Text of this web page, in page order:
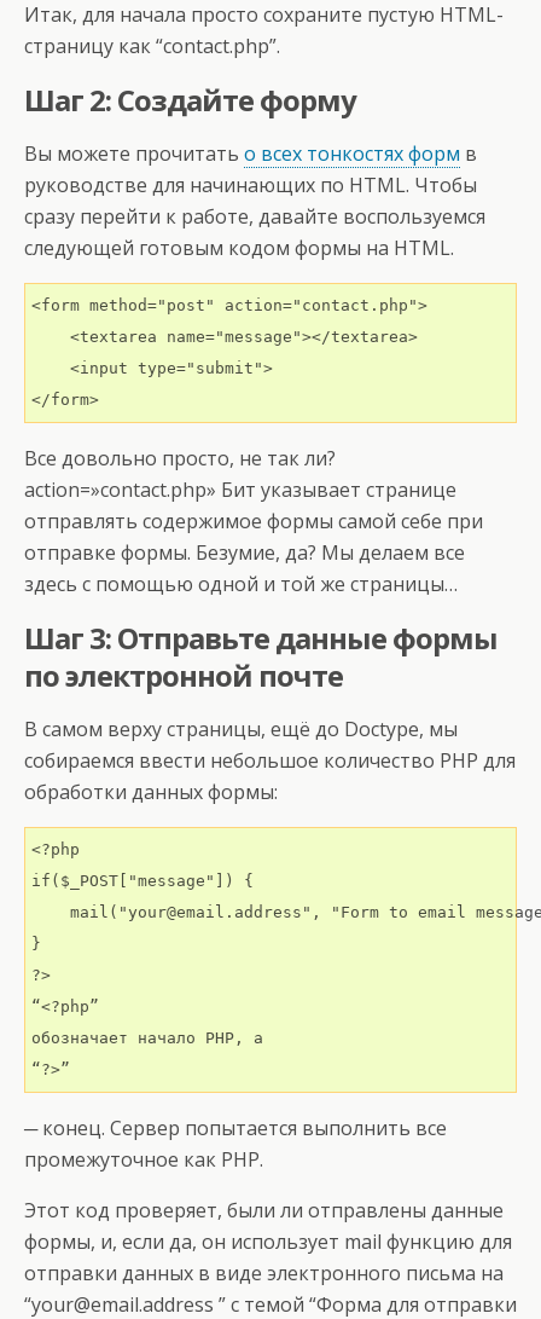
Итак, для начала просто сохраните пустую HTML-
страницу как “contact.php”.
Шаг 2: Создайте форму
Вы можете прочитать о всех тонкостях форм в
руководстве для начинающих по HTML. Чтобы
сразу перейти к работе, давайте воспользуемся
следующей готовым кодом формы на HTML.
<form method="post" action="contact.php">
    <textarea name="message"></textarea>
    <input type="submit">
</form>
Все довольно просто, не так ли?
action=»contact.php» Бит указывает странице
отправлять содержимое формы самой себе при
отправке формы. Безумие, да? Мы делаем все
здесь с помощью одной и той же страницы…
Шаг 3: Отправьте данные формы
по электронной почте
В самом верху страницы, ещё до Doctype, мы
собираемся ввести небольшое количество PHP для
обработки данных формы:
<?php
if($_POST["message"]) {
mail("your@email.address", "Form to email
}
?>
“<?php”
обозначает начало PHP, а
“?>”
─ конец. Сервер попытается выполнить все
промежуточное как PHP.
Этот код проверяет, были ли отправлены данные
формы, и, если да, он использует mail функцию для
отправки данных в виде электронного письма на
“your@email.address ” с темой “Форма для отправки